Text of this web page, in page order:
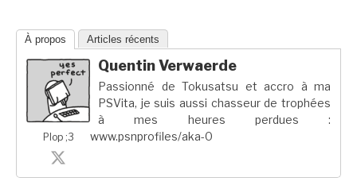
À propos Articles récents
Plop ;3
Quentin Verwaerde
Passionné de Tokusatsu et accro à ma
PSVita, je suis aussi chasseur de trophées
à mes heures perdues :
www.psnprofiles/aka-0